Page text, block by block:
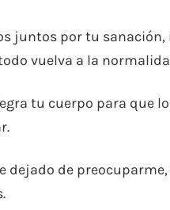
juntos por tu
vuelva a la
tu cuerpo para que
dejado de